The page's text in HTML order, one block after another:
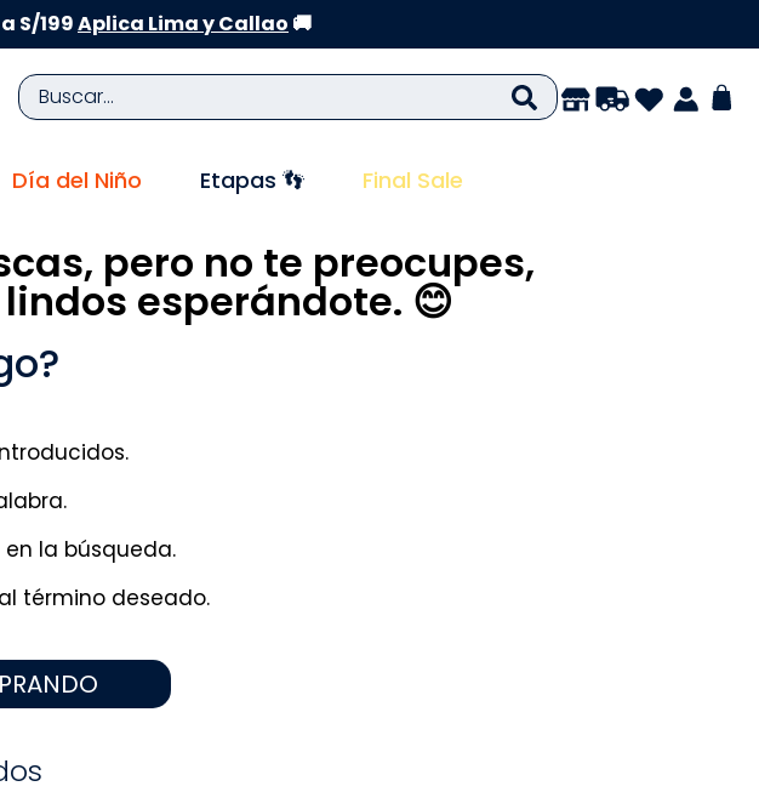
S/199Aplica Lima y Callao 🚚
Buscar...
Día del Niño Etapas 👣 Final Sale
pero no te preocupes,
esperándote. 😊
la búsqueda.
término deseado.